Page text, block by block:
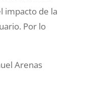
impacto de la
Por lo
Arenas